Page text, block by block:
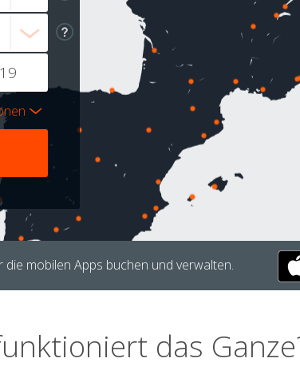
die mobilen Apps buchen und verwalten.
das